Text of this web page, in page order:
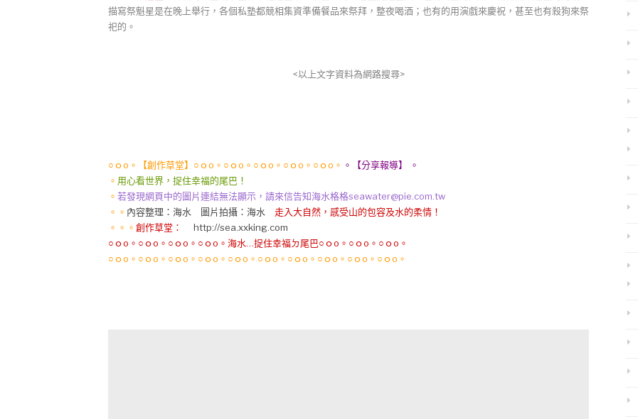
描寫祭魁星是在晚上舉行，各個私塾都競相集資準備餐品來祭拜，整夜喝酒；也有的用演戲來慶祝，甚至也有殺狗來祭
祀的。
<以上文字資料為網路搜尋>
○ｏo。【創作草堂】○ｏo。○ｏo。○ｏo。○ｏo。○ｏo。 。【分享報導】 。
。 用心看世界，捉住幸福的尾巴！
。 若發現網頁中的圖片連結無法顯示，請來信告知海水格格seawater@pie.com.tw
。。 內容整理：海水 圖片拍攝：海水 走入大自然，感受山的包容及水的柔情！
。。。 創作草堂：
http://sea.xxking.com
○ｏo。○ｏo。○ｏo。○ｏo。海水…捉住幸福ㄉ尾巴○ｏo。○ｏo。○ｏo。
○ｏo。○ｏo。○ｏo。○ｏo。○ｏo。○ｏo。○ｏo。○ｏo。○ｏo。○ｏo。